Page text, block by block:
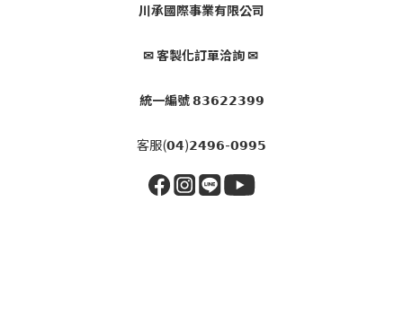
川承國際事業有限公司
✉ 客製化訂單洽詢 ✉
統一編號 𝟴𝟯𝟲𝟮𝟮𝟯𝟵𝟵
客服(𝟬𝟰)𝟮𝟰𝟵𝟲-𝟬𝟵𝟵𝟱